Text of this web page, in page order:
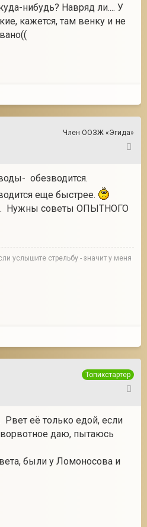
нибудь? Навряд ли.... У
кажется, там венку и не
Член ООЗЖ «Эгида»
обезводится.
еще быстрее.
Нужны советы ОПЫТНОГО
услышите стрельбу - значит у меня
Топикстартер
Рвет её только едой, если
даю, пытаюсь
были у Ломоносова и